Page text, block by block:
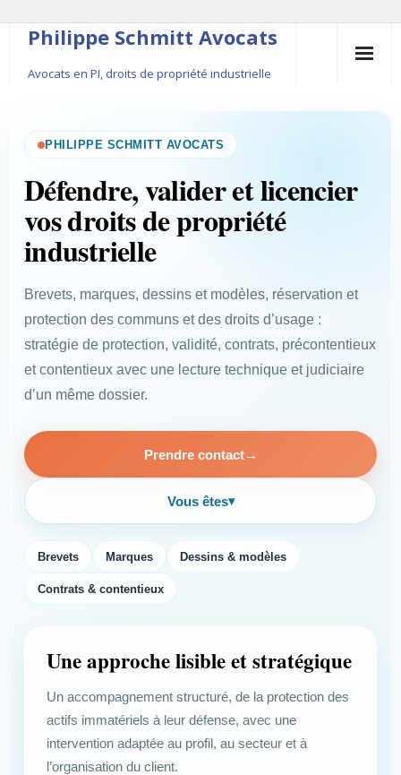
Philippe Schmitt Avocats
Avocats en PI, droits de propriété industrielle
54
Le fondateur
Publications
Actualité
PHILIPPE SCHMITT AVOCATS
Défendre, valider et licencier
vos droits de propriété
industrielle
Brevets, marques, dessins et modèles, réservation et
protection des communs et des droits d’usage :
stratégie de protection, validité, contrats, précontentieux
et contentieux avec une lecture technique et judiciaire
d’un même dossier.
Prendre contact→
Vous êtes▾
Brevets Marques Dessins & modèles
Contrats & contentieux
Une approche lisible et stratégique
Un accompagnement structuré, de la protection des
actifs immatériels à leur défense, avec une
intervention adaptée au profil, au secteur et à
l’organisation du client.